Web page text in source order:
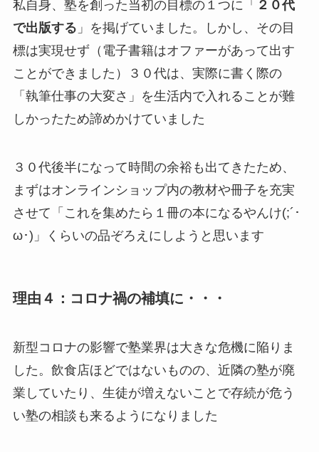
私自身、塾を創った当初の目標の１つに「 ２０代
で出版する 」を掲げていました。しかし、その目
標は実現せず（電子書籍はオファーがあって出す
ことができました）３０代は、実際に書く際の
「執筆仕事の大変さ」を生活内で入れることが難
しかったため諦めかけていました
３０代後半になって時間の余裕も出てきたため、
まずはオンラインショップ内の教材や冊子を充実
させて「これを集めたら１冊の本になるやんけ(;´･
ω･)」くらいの品ぞろえにしようと思います
理由４：コロナ禍の補填に・・・
新型コロナの影響で塾業界は大きな危機に陥りま
した。飲食店ほどではないものの、近隣の塾が廃
業していたり、生徒が増えないことで存続が危う
い塾の相談も来るようになりました